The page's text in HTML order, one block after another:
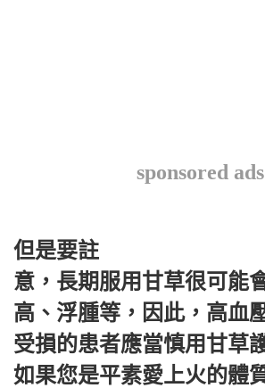
sponsored ads
但是要註
意，長期服用甘草很可能
高、浮腫等，因此，高血
受損的患者應當慎用甘草
如果您是平素愛上火的體